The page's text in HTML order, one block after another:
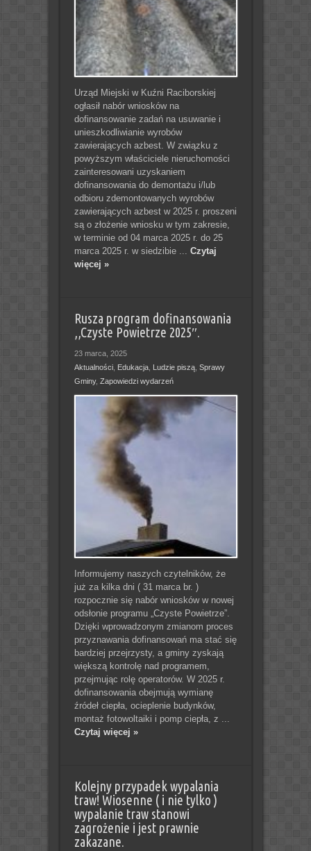
Urząd Miejski w Kuźni Raciborskiej
ogłasił nabór wniosków na
dofinansowanie zadań na usuwanie i
unieszkodliwianie wyrobów
zawierających azbest. W związku z
powyższym właściciele nieruchomości
zainteresowani uzyskaniem
dofinansowania do demontażu i/lub
odbioru zdemontowanych wyrobów
zawierających azbest w 2025 r. proszeni
są o złożenie wniosku w tym zakresie,
w terminie od 04 marca 2025 r. do 25
marca 2025 r. w siedzibie ... Czytaj
więcej »
Rusza program dofinansowania
,,Czyste Powietrze 2025″.
23 marca, 2025
Aktualności, Edukacja, Ludzie piszą, Sprawy
Gminy, Zapowiedzi wydarzeń
Informujemy naszych czytelników, że
już za kilka dni ( 31 marca br. )
rozpocznie się nabór wniosków w nowej
odsłonie programu „Czyste Powietrze”.
Dzięki wprowadzonym zmianom proces
przyznawania dofinansowań ma stać się
bardziej przejrzysty, a gminy zyskają
większą kontrolę nad programem,
przejmując rolę operatorów. W 2025 r.
dofinansowania obejmują wymianę
źródeł ciepła, ocieplenie budynków,
montaż fotowoltaiki i pomp ciepła, z ...
Czytaj więcej »
Kolejny przypadek wypalania
traw! Wiosenne ( i nie tylko )
wypalanie traw stanowi
zagrożenie i jest prawnie
zakazane.